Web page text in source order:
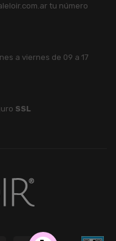
tu número
a viernes de 09 a 17
SSL